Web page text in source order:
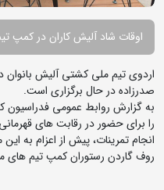
اوقات شاد آلیش کاران در کمپ
اردوی تیم ملی کشتی آلیش
صدرزاده در حال برگزاری است.
به گزارش روابط عمومی فدراسیون
را برای حضور در رقابت های
انجام تمرینات، پیش از اعزام به
روف گاردن رستوران کمپ تیم های